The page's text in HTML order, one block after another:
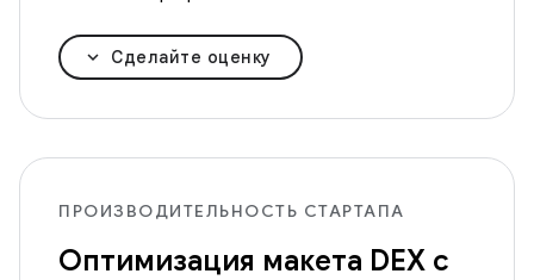
Сделайте оценку
ПРОИЗВОДИТЕЛЬНОСТЬ СТАРТАПА
Оптимизация макета DEX с